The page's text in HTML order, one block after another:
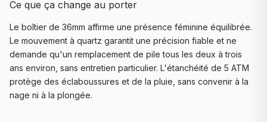
Ce que ça change au porter
Le boîtier de 36mm affirme une présence féminine équilibrée.
Le mouvement à quartz garantit une précision fiable et ne
demande qu'un remplacement de pile tous les deux à trois
ans environ, sans entretien particulier. L'étanchéité de 5 ATM
protège des éclaboussures et de la pluie, sans convenir à la
nage ni à la plongée.